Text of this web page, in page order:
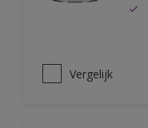
Vergelijk